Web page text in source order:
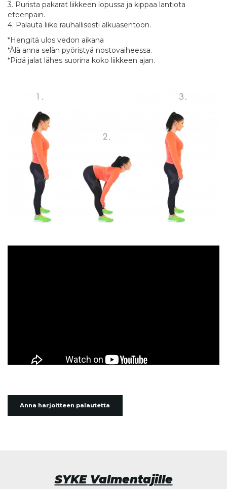
3. Purista pakarat liikkeen lopussa ja kippaa lantiota
eteenpäin.
4. Palauta liike rauhallisesti alkuasentoon.
*Hengitä ulos vedon aikana
*Älä anna selän pyöristyä nostovaiheessa.
*Pidä jalat lähes suorina koko liikkeen ajan.
Anna harjoitteen palautetta
SYKE Valmentajille